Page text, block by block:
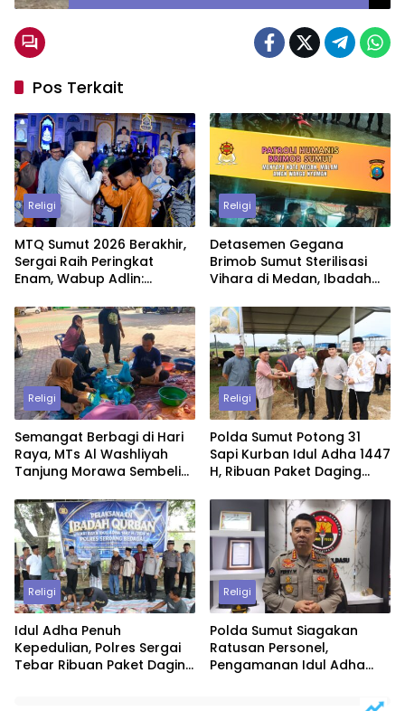
School”
Pos Terkait
Religi
MTQ Sumut 2026 Berakhir,
Sergai Raih Peringkat
Enam, Wabup Adlin:
Lebih Baik
Religi
Detasemen Gegana
Brimob Sumut Sterilisasi
Vihara di Medan, Ibadah
Penuh Khidmat
Religi
Semangat Berbagi di Hari
Raya, MTs Al Washliyah
Tanjung Morawa Sembelih
Religi
Polda Sumut Potong 31
Sapi Kurban Idul Adha 1447
H, Ribuan Paket Daging
dan Personel
Religi
Idul Adha Penuh
Kepedulian, Polres Sergai
Tebar Ribuan Paket Daging
Religi
Polda Sumut Siagakan
Ratusan Personel,
Pengamanan Idul Adha